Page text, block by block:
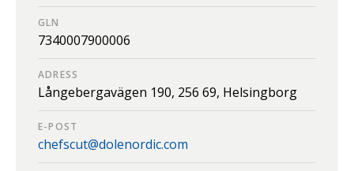
GLN
7340007900006
ADRESS
Långebergavägen 190, 256 69, Helsingborg
E-POST
chefscut@dolenordic.com